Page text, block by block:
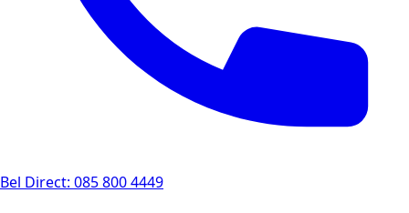
Bel Direct: 085 800 4449